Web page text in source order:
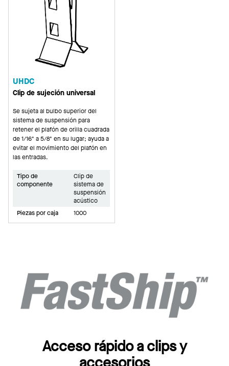
UHDC
Clip de sujeción universal
Se sujeta al bulbo superior del
sistema de suspensión para
retener el plafón de orilla cuadrada
de 1/16" a 5/8" en su lugar; ayuda a
evitar el movimiento del plafón en
las entradas.
Tipo de
componente
Clip de
sistema de
suspensión
acústico
Piezas por caja
1000
Acceso rápido a clips y